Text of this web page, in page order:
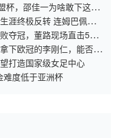
杯，邵佳一为啥敢下这步
涯终极反转 连姆巴佩都追
夺冠，董路现场直击5场
下欧冠的李刚仁，能否助
打造国家级女足中心
难度低于亚洲杯